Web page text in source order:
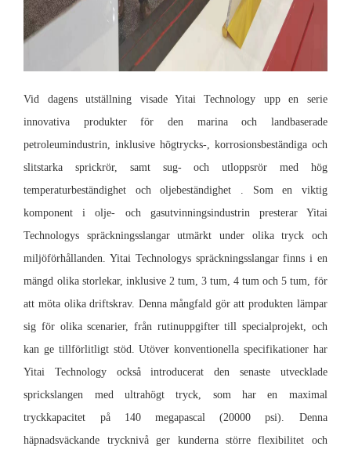
Vid dagens utställning visade Yitai Technology upp en serie
innovativa produkter för den marina och landbaserade
petroleumindustrin, inklusive högtrycks-, korrosionsbeständiga och
slitstarka sprickrör, samt sug- och utloppsrör med hög
temperaturbeständighet och oljebeständighet . Som en viktig
komponent i olje- och gasutvinningsindustrin presterar Yitai
Technologys spräckningsslangar utmärkt under olika tryck och
miljöförhållanden. Yitai Technologys spräckningsslangar finns i en
mängd olika storlekar, inklusive 2 tum, 3 tum, 4 tum och 5 tum, för
att möta olika driftskrav. Denna mångfald gör att produkten lämpar
sig för olika scenarier, från rutinuppgifter till specialprojekt, och
kan ge tillförlitligt stöd. Utöver konventionella specifikationer har
Yitai Technology också introducerat den senaste utvecklade
sprickslangen med ultrahögt tryck, som har en maximal
tryckkapacitet på 140 megapascal (20000 psi). Denna
häpnadsväckande trycknivå ger kunderna större flexibilitet och